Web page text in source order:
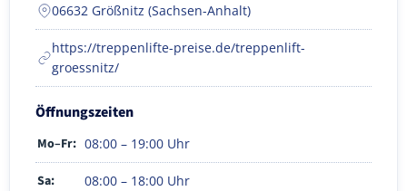
06632 Größnitz (Sachsen-Anhalt)
https://treppenlifte-preise.de/treppenlift-
groessnitz/
Öffnungszeiten
Mo–Fr: 08:00 – 19:00 Uhr
Sa: 08:00 – 18:00 Uhr